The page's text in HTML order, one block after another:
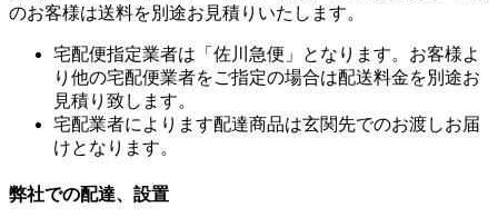
のお客様は送料を別途お見積りいたします。
宅配便指定業者は「佐川急便」となります。お客様よ
り他の宅配便業者をご指定の場合は配送料金を別途お
見積り致します。
宅配業者によります配達商品は玄関先でのお渡しお届
けとなります。
弊社での配達、設置